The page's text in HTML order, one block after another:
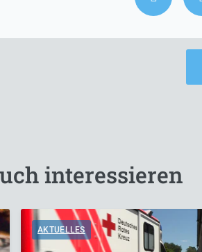
interessieren
AKTUELLES